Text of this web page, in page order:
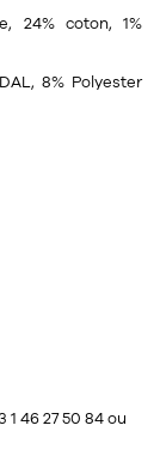
24% coton, 1%
8% Polyester
1 46 27 50 84ou